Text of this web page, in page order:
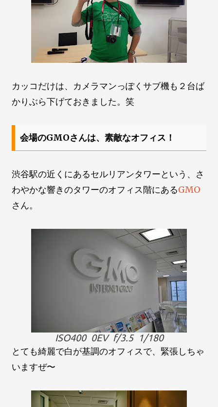
カッコだけは、カメラマンっぽくサブ機も２台ば
かりぶら下げておきました。笑
会場のGMOさんは、素敵なオフィス！
渋谷駅の近くにあるセルリアンタワーという、さ
わやかな響きのタワーのオフィス階にあるGMO
さん。
ISO400 0EV f/3.5 1/180
とても綺麗で白が基調のオフィスで、緊張しちゃ
いますぜ〜